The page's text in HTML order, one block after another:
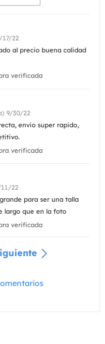
17/22
al precio buena calidad
verificada
9/30/22
envio super rapido,
verificada
22
para ser una talla
largo que en la foto
verificada